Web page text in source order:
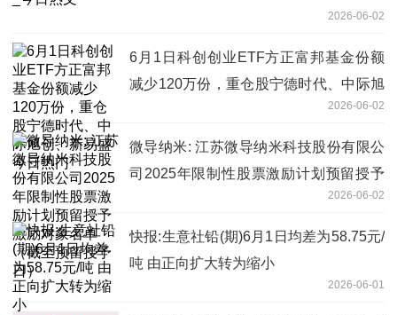
2026-06-02
6月1日科创创业ETF方正富邦基金份额
减少120万份，重仓股宁德时代、中际旭
2026-06-02
微导纳米: 江苏微导纳米科技股份有限公
司2025年限制性股票激励计划预留授予
激励对象名单（截至预留授予日）2026-06-02
快报:生意社铅(期)6月1日均差为58.75元/
吨 由正向扩大转为缩小
2026-06-01